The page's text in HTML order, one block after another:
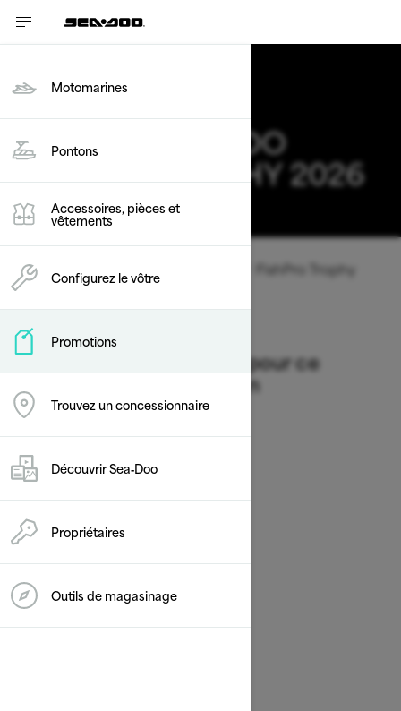
Motomarines
Pontons
Accessoires, pièces et
vêtements
Configurez le vôtre
Promotions
Trouvez un concessionnaire
Découvrir Sea‑Doo
Propriétaires
Outils de magasinage
OFFRES SEA-DOO
FISHPRO TROPHY 2026
Type de véhicule Motomarines FishPro Trophy
Aucune offre disponible pour ce
modèle dans votre région
Changer de modèle/véhicule